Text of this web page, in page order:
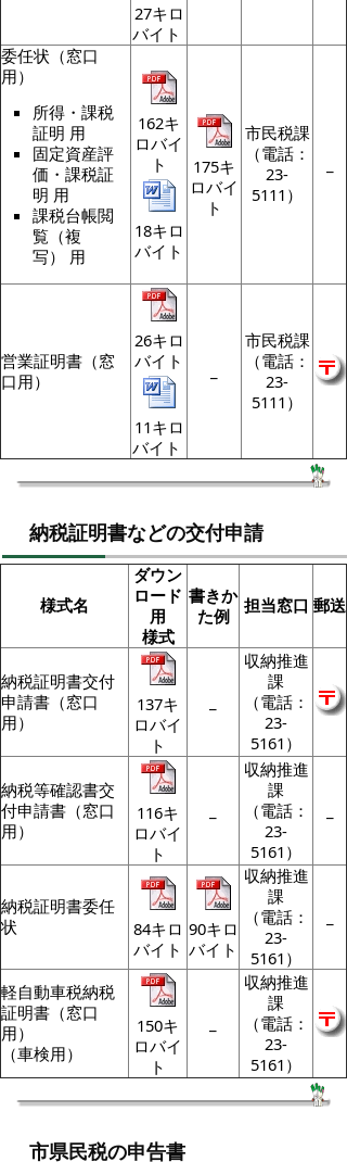
27キロ
バイト
委任状（窓口
用）
所得・課税
証明 用
固定資産評
価・課税証
明 用
課税台帳閲
覧（複
写） 用
162キ
ロバイ
ト
18キロ
バイト
175キ
ロバイ
ト
市民税課
（電話：
23-
5111）
営業証明書（窓
口用）
26キロ
バイト
11キロ
バイト
市民税課
（電話：
23-
5111）
納税証明書などの交付申請
様式名
ダウン
ロード
用
様式
書きか
た例
担当窓口 郵送
納税証明書交付
申請書（窓口
用）
137キ
ロバイ
ト
収納推進
課
（電話：
23-
5161）
納税等確認書交
付申請書（窓口
用）
116キ
ロバイ
ト
収納推進
課
（電話：
23-
5161）
納税証明書委任
状
84キロ
バイト
90キロ
バイト
収納推進
課
（電話：
23-
5161）
軽自動車税納税
証明書（窓口
用）
（車検用）
150キ
ロバイ
ト
収納推進
課
（電話：
23-
5161）
市県民税の申告書